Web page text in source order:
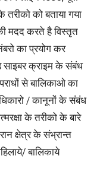
को बताया गया
मदद करते है विस्तृत
का प्रयोग कर
साइबर क्राइम के संबंध
से बालिकाओ का
/ कानूनों के संबंध
के तरीको के बारे
क्षेत्र के संभ्रान्त
बालिकाये